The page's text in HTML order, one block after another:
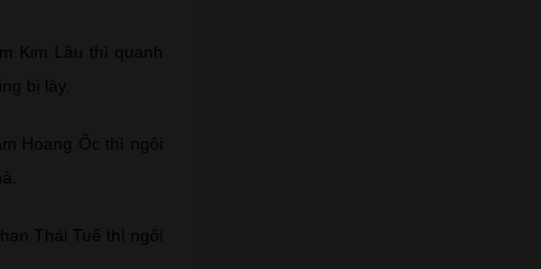
Kim Lâu thì quanh
bị lây.
Hoang Ốc thì ngôi
Thái Tuế thì ngôi